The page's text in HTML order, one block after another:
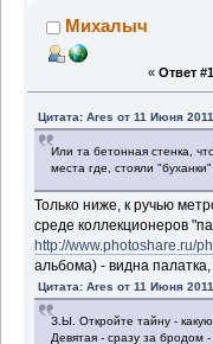
Михалыч
« Ответ
Цитата: Ares от 11 Июня
Или та бетонная стенка,
места где, стояли
Только ниже, к ручью
среде коллекционеров
http://www.photoshare.ru/
альбома) - видна
Цитата: Ares от 11 Июня
З.Ы. Откройте тайну -
Девятая - сразу за бродом